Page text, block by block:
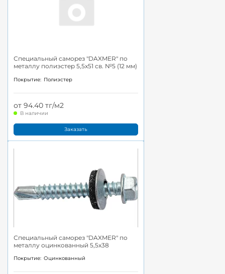
Специальный саморез "DAXMER" по
металлу полиэстер 5,5x51 св. №5 (12 мм)
Покрытие: Полиэстер
от 94.40 тг/м2
В наличии
Заказать
Специальный саморез "DAXMER" по
металлу оцинкованный 5,5x38
Покрытие: Оцинкованный